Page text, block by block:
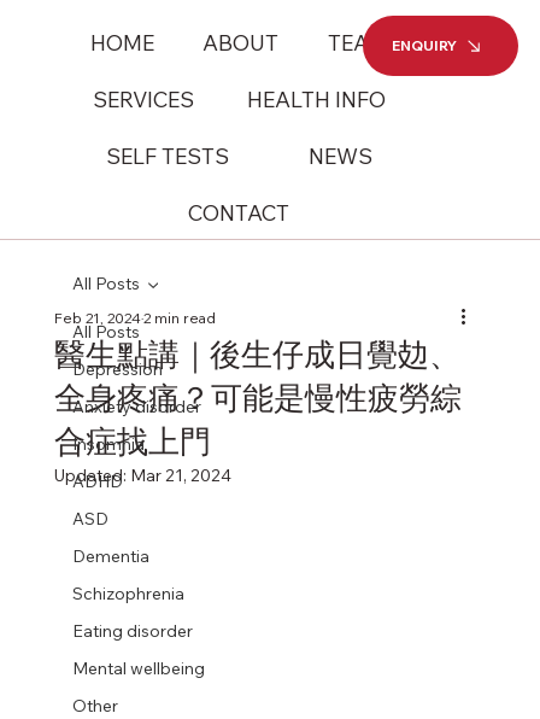
HOME ABOUT TEAM
SERVICES HEALTH INFO
SELF TESTS NEWS
CONTACT
ENQUIRY
All Posts
Depression
Anxiety disorder
Insomnia
ADHD
ASD
Dementia
Schizophrenia
Eating disorder
Mental wellbeing
Other
All Posts
醫生點講｜後生仔成日覺攰、
全身疼痛？可能是慢性疲勞綜
合症找上門
Feb 21, 20242 min read
Updated: Mar 21, 2024